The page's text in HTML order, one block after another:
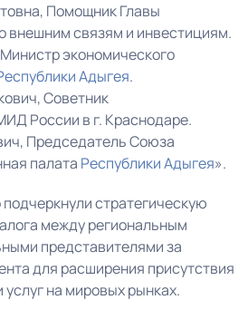
Помощник Главы
внешним связям и инвестициям.
экономического
Адыгея.
Советник
России в г. Краснодаре.
Председатель Союза
палата Республики Адыгея».
стратегическую
между региональным
представителями за
для расширения присутствия
на мировых рынках.